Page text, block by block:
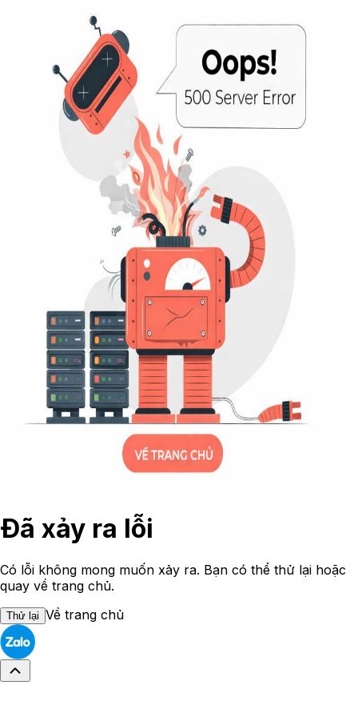
Đã xảy ra lỗi
Có lỗi không mong muốn xảy ra. Bạn có thể thử lại hoặc
quay về trang chủ.
Thử lại Về trang chủ